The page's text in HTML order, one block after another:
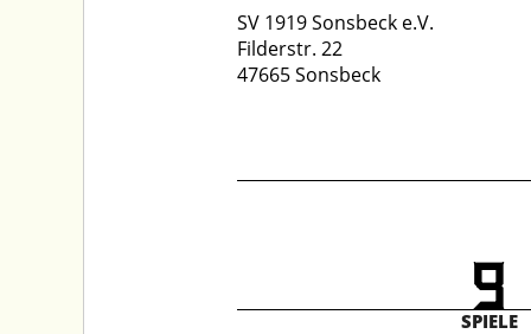
SV 1919 Sonsbeck e.V.
Filderstr. 22
47665 Sonsbeck
9
SPIELE